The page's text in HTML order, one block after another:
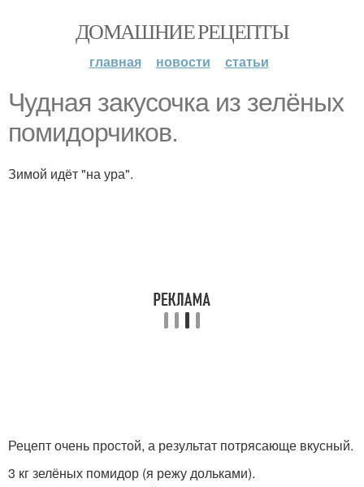
ДОМАШНИЕ РЕЦЕПТЫ
главная новости статьи
Чудная закусочка из зелёных
помидорчиков.
Зимой идёт "на ура".
Рецепт очень простой, а результат потрясающе вкусный.
3 кг зелёных помидор (я режу дольками).